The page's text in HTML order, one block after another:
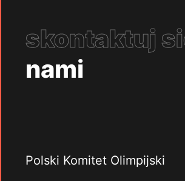
skontaktuj
nami
Polski Komitet Olimpijski